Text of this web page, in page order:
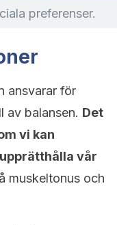
preferenser.
ansvarar för
av balansen. Det
vi kan
vår
muskeltonus och